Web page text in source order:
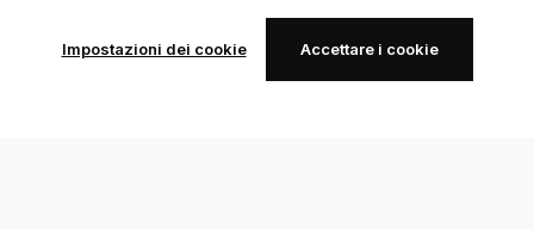
Impostazioni dei cookie Accettare i cookie